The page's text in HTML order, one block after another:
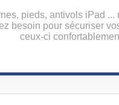
pieds, antivols iPad
besoin pour sécuriser
ceux-ci